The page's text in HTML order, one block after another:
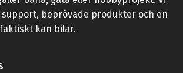
beprövade produkter och en
kan bilar.